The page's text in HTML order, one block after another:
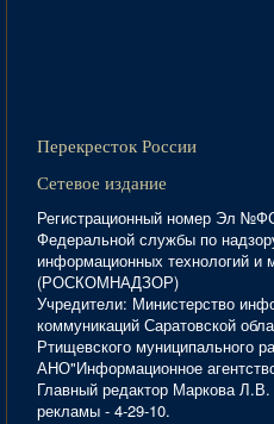
Перекресток России
Сетевое издание
Регистрационный номер Эл
Федеральной службы по
информационных технологий и
(РОСКОМНАДЗОР)
Учредители: Министерство
коммуникаций Саратовской
Ртищевского муниципального
АНО"Информационное
Главный редактор Маркова
рекламы - 4-29-10.